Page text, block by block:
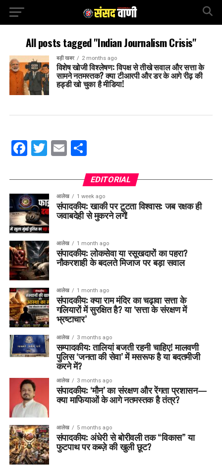
All posts tagged "Indian Journalism Crisis"
बड़ी खबर 2 months ago
विशेष खोजी विश्लेषण: विपक्ष से तीखे सवाल और सत्ता के
सामने नतमस्तक? क्या टीआरपी और डर के आगे रीढ़ की
हड्डी खो चुका है मीडिया!
Facebook
Twitter
EmailShare
EDITORIAL
आलेख 1 week ago
संपादकीय: खाकी पर टूटता विश्वास: जब रक्षक ही
जवाबदेही से मुकरने लगें!
आलेख 1 month ago
संपादकीय: लोकसेवा या रसूखदारों का पहरा?
नौकरशाही के बदलते मिजाज पर बड़ा सवाल
आलेख 1 month ago
संपादकीय: क्या राम मंदिर का चढ़ावा सत्ता के
गलियारों में सुरक्षित है? या ‘सत्ता के संरक्षण में
भ्रष्टाचार’
आलेख 3 months ago
सम्पादकीय: तालियां बजती रहनी चाहिए! मालवणी
पुलिस ‘जनता की सेवा’ में मसरूफ है या बदतमीजी
करने में?
आलेख 3 months ago
संपादकीय: ‘मौन’ का संरक्षण और रेंगता प्रशासन—
क्या माफियाओं के आगे नतमस्तक है तंत्र?
आलेख 5 months ago
संपादकीय: अंधेरी से बोरीवली तक “विकास” या
फुटपाथ पर कब्ज़े की खुली छूट?